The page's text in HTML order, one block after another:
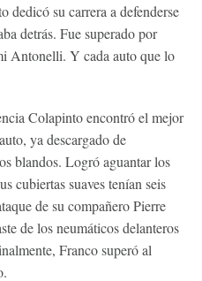
dedicó su carrera a defenderse
detrás. Fue superado por
Antonelli. Y cada auto que lo
Colapinto encontró el mejor
ya descargado de
blandos. Logró aguantar los
cubiertas suaves tenían seis
de su compañero Pierre
de los neumáticos delanteros
Franco superó al